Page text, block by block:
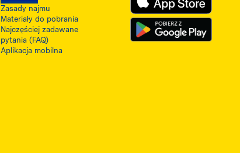
Zasady najmu
Materiały do pobrania
Najczęściej zadawane
pytania (FAQ)
Aplikacja mobilna